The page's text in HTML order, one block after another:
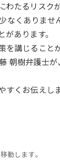
たるリスクが
くありませ
あります。
講じること
朝樹弁護士が
くお伝えしま
動します。